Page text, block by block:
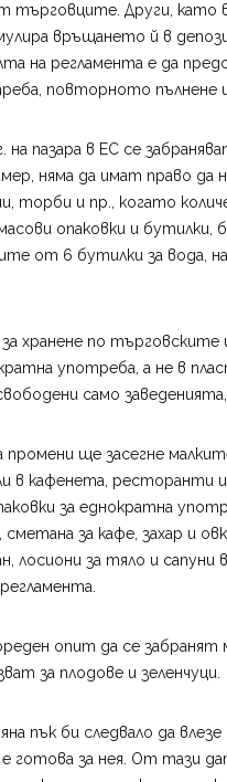
търговците. Други, като
връщането й в
на регламента е да
повторното пълнене
на пазара в ЕС се
няма да имат право да
торби и пр., когато
опаковки и бутилки,
от 6 бутилки за вода,
хранене по
употреба, а не в
само
промени ще засегне
в кафенета, ресторанти
за еднократна
сметана за кафе, захар и
лосиони за тяло и сапуни
опит да се
за плодове и зеленчуци.
пък би следвало да
готова за нея. От тази